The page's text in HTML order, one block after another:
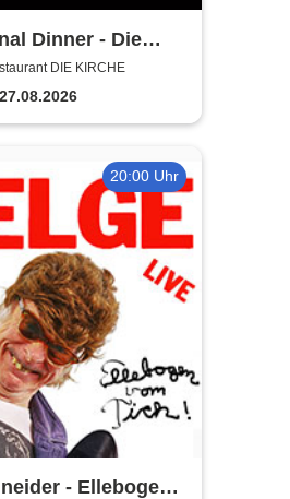
Dinner - Die
DIE KIRCHE
20:00 Uhr
- Ellebogen